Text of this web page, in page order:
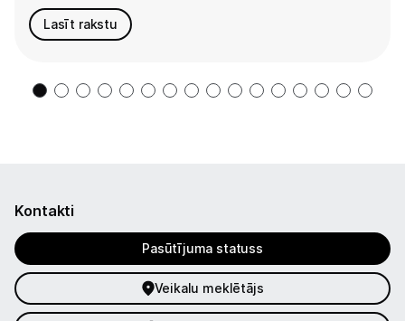
Lasīt rakstu
Kontakti
Pasūtījuma statuss
Veikalu meklētājs